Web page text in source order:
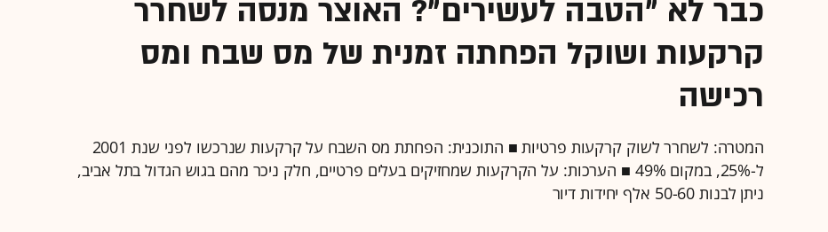
כבר לא "הטבה לעשירים"? האוצר מנסה לשחרר
קרקעות ושוקל הפחתה זמנית של מס שבח ומס
רכישה
המטרה: לשחרר לשוק קרקעות פרטיות ■ התוכנית: הפחתת מס השבח על קרקעות שנרכשו לפני שנת 2001
ל-25%, במקום 49% ■ הערכות: על הקרקעות שמחזיקים בעלים פרטיים, חלק ניכר מהם בגוש הגדול בתל אביב,
ניתן לבנות 50-60 אלף יחידות דיור